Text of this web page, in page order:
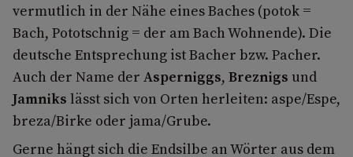
vermutlich in der Nähe eines Baches (potok =
Bach, Pototschnig = der am Bach Wohnende). Die
deutsche Entsprechung ist Bacher bzw. Pacher.
Auch der Name der Asperniggs, Breznigs und
Jamniks lässt sich von Orten herleiten: aspe/Espe,
breza/Birke oder jama/Grube.
Gerne hängt sich die Endsilbe an Wörter aus dem